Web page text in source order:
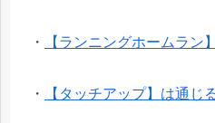
・ 【ランニングホームラン
・ 【タッチアップ】は通じ